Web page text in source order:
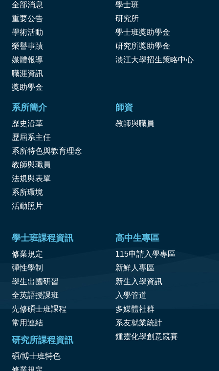
全部消息
重要公告
學術活動
榮譽事蹟
媒體報導
職涯資訊
獎助學金
學士班
研究所
學士班獎助學金
研究所獎助學金
淡江大學招生策略中心
系所簡介
歷史沿革
歷屆系主任
系所特色與教育理念
教師與職員
法規與表單
系所環境
活動照片
師資
教師與職員
學士班課程資訊
修業規定
彈性學制
學生出國研習
全英語授課班
先修碩士班課程
常用連結
研究所課程資訊
碩/博士班特色
高中生專區
115申請入學專區
新鮮人專區
新生入學資訊
入學管道
多媒體社群
系友就業統計
鍾靈化學創意競賽